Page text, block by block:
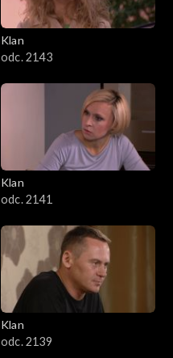
Klan
odc. 2143
Klan
odc. 2141
Klan
odc. 2139